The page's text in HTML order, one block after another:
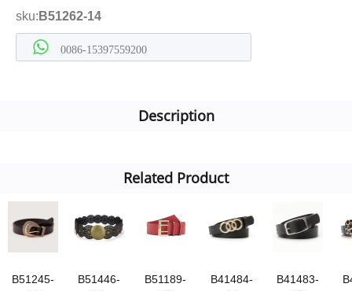
sku: B51262-14
0086-15397559200
Description
Related Product
B51245-
B51446-
B51189-
B41484-
B41483-